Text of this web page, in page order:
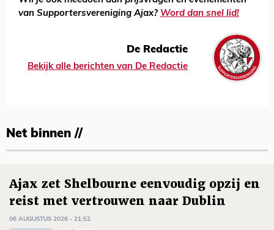
van Supportersvereniging Ajax? Word dan snel lid!
De Redactie
Bekijk alle berichten van De Redactie
Net binnen //
Ajax zet Shelbourne eenvoudig opzij en
reist met vertrouwen naar Dublin
06 AUGUSTUS 2026 - 21:52